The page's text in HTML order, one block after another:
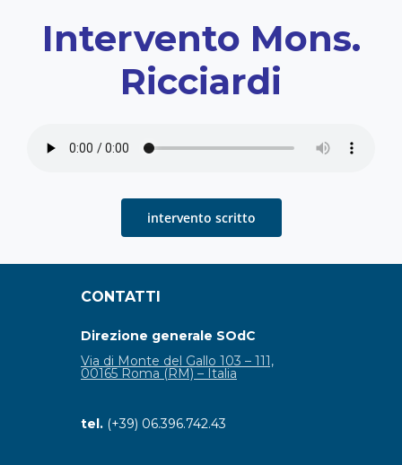
Intervento Mons.
Ricciardi
intervento scritto
CONTATTI
Direzione generale SOdC
Via di Monte del Gallo 103 – 111,
00165 Roma (RM) – Italia
tel. (+39) 06.396.742.43